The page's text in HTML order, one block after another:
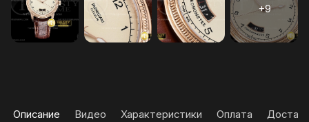
Описание Видео Характеристики Оплата